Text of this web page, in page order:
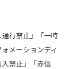
行禁止」「一時
メーションディ
禁止」「赤信